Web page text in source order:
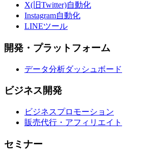
X(旧Twitter)自動化
Instagram自動化
LINEツール
開発・プラットフォーム
データ分析ダッシュボード
ビジネス開発
ビジネスプロモーション
販売代行・アフィリエイト
セミナー